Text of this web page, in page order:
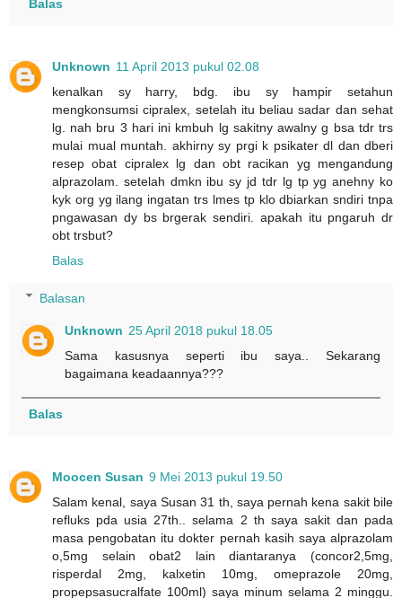
Balas
Unknown 11 April 2013 pukul 02.08
kenalkan sy harry, bdg. ibu sy hampir setahun
mengkonsumsi cipralex, setelah itu beliau sadar dan sehat
lg. nah bru 3 hari ini kmbuh lg sakitny awalny g bsa tdr trs
mulai mual muntah. akhirny sy prgi k psikater dl dan dberi
resep obat cipralex lg dan obt racikan yg mengandung
alprazolam. setelah dmkn ibu sy jd tdr lg tp yg anehny ko
kyk org yg ilang ingatan trs lmes tp klo dbiarkan sndiri tnpa
pngawasan dy bs brgerak sendiri. apakah itu pngaruh dr
obt trsbut?
Balas
Balasan
Unknown 25 April 2018 pukul 18.05
Sama kasusnya seperti ibu saya.. Sekarang
bagaimana keadaannya???
Balas
Moocen Susan 9 Mei 2013 pukul 19.50
Salam kenal, saya Susan 31 th, saya pernah kena sakit bile
refluks pda usia 27th.. selama 2 th saya sakit dan pada
masa pengobatan itu dokter pernah kasih saya alprazolam
o,5mg selain obat2 lain diantaranya (concor2,5mg,
risperdal 2mg, kalxetin 10mg, omeprazole 20mg,
propepsasucralfate 100ml) saya minum selama 2 minggu.